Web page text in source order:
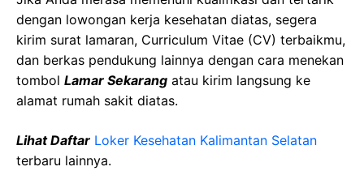
dengan lowongan kerja kesehatan diatas, segera
kirim surat lamaran, Curriculum Vitae (CV) terbaikmu,
dan berkas pendukung lainnya dengan cara menekan
tombol Lamar Sekarang atau kirim langsung ke
alamat rumah sakit diatas.
Lihat Daftar Loker Kesehatan Kalimantan Selatan
terbaru lainnya.